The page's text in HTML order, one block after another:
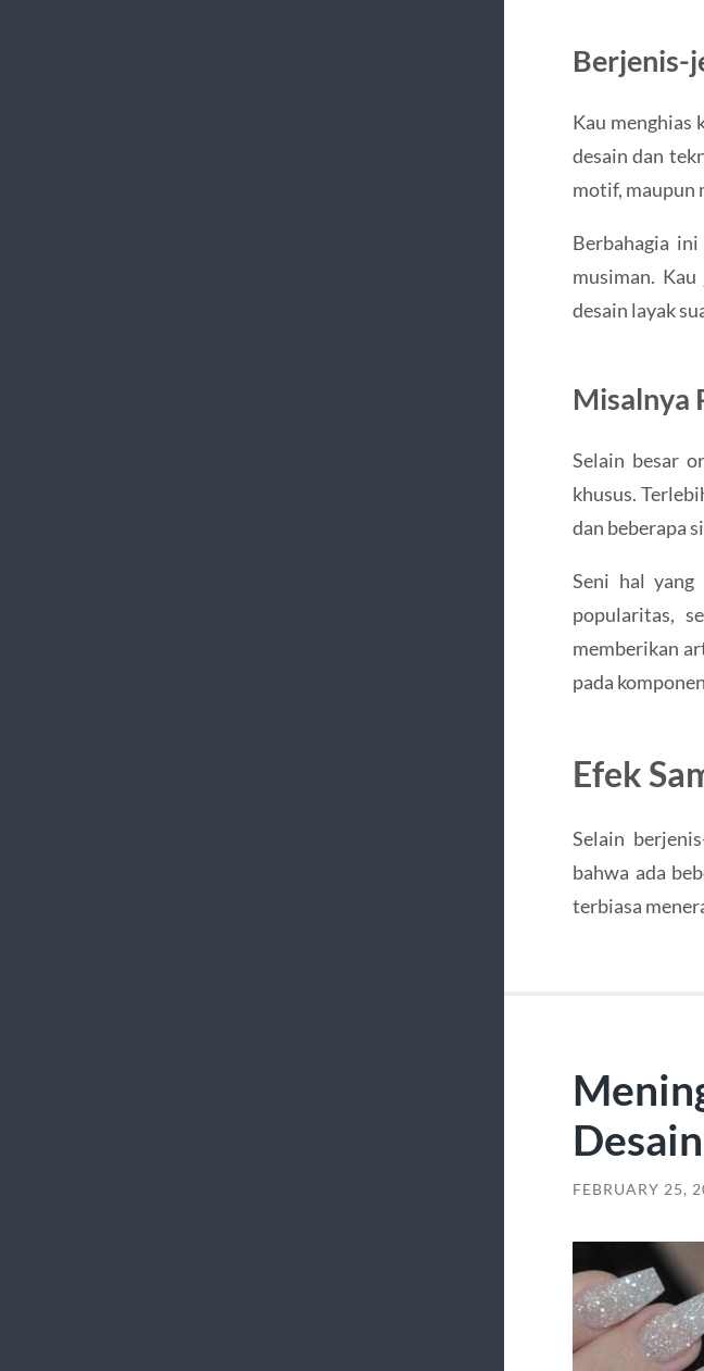
Berjenis-
Kau menghias
desain dan
motif, maupun
Berbahagia
musiman.
desain layak
Misalnya
Selain besar
khusus.
dan beberapa
Seni hal
popularitas,
memberikan
pada
Efek
Selain
bahwa ada
terbiasa
FEBRUARY 25,